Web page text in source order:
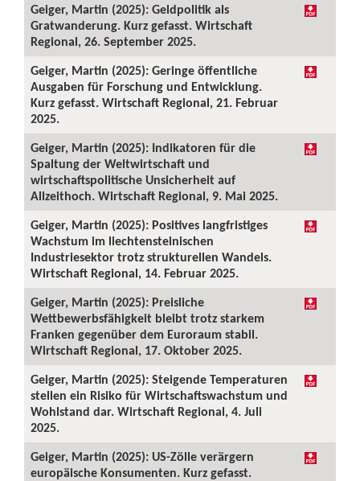
Geiger, Martin (2025): Geldpolitik als
Gratwanderung. Kurz gefasst. Wirtschaft
Regional, 26. September 2025.
Geiger, Martin (2025): Geringe öffentliche
Ausgaben für Forschung und Entwicklung.
Kurz gefasst. Wirtschaft Regional, 21. Februar
2025.
Geiger, Martin (2025): Indikatoren für die
Spaltung der Weltwirtschaft und
wirtschaftspolitische Unsicherheit auf
Allzeithoch. Wirtschaft Regional, 9. Mai 2025.
Geiger, Martin (2025): Positives langfristiges
Wachstum im liechtensteinischen
Industriesektor trotz strukturellen Wandels.
Wirtschaft Regional, 14. Februar 2025.
Geiger, Martin (2025): Preisliche
Wettbewerbsfähigkeit bleibt trotz starkem
Franken gegenüber dem Euroraum stabil.
Wirtschaft Regional, 17. Oktober 2025.
Geiger, Martin (2025): Steigende Temperaturen
stellen ein Risiko für Wirtschaftswachstum und
Wohlstand dar. Wirtschaft Regional, 4. Juli
2025.
Geiger, Martin (2025): US-Zölle verärgern
europäische Konsumenten. Kurz gefasst.